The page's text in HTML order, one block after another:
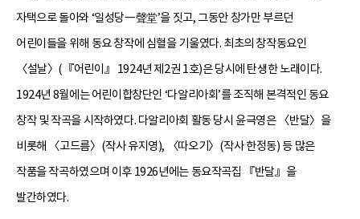
자택으로 돌아와 ‘일성당一聲堂’을 짓고, 그동안 창가만 부르던
어린이들을 위해 동요 창작에 심혈을 기울였다. 최초의 창작동요인
〈설날〉(『어린이』 1924년 제2권 1호)은 당시에 탄생한 노래이다.
1924년 8월에는 어린이합창단인 ‘다알리아회’를 조직해 본격적인 동요
창작 및 작곡을 시작하였다. 다알리아회 활동 당시 윤극영은 〈반달〉을
비롯해 〈고드름〉(작사 유지영), 〈따오기〉(작사 한정동) 등 많은
작품을 작곡하였으며 이후 1926년에는 동요작곡집 『반달』을
발간하였다.